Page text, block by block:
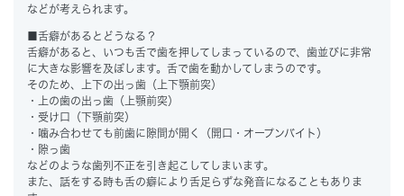
などが考えられます。
■舌癖があるとどうなる？
舌癖があると、いつも舌で歯を押してしまっているので、歯並びに非常
に大きな影響を及ぼします。舌で歯を動かしてしまうのです。
そのため、上下の出っ歯（上下顎前突）
・上の歯の出っ歯（上顎前突）
・受け口（下顎前突）
・噛み合わせても前歯に隙間が開く（開口・オープンバイト）
・隙っ歯
などのような歯列不正を引き起こしてしまいます。
また、話をする時も舌の癖により舌足らずな発音になることもありま